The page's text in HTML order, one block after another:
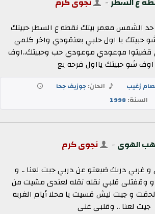
حد الشمس معمر بيتك نقطه ع السطر حبيتك
حبيتك يا اول حلبي بعنقودي واخر كلمي
موعودي موعودي حب وحبيتك..اوف
شو حبيتك يااول فرحه بع
زغيب الحان:جوزيف جحا
السنة:1998
هب الهوى - نجوى كرم
دربك ضيعتو عن دربي جيت لعنا .. و
وقفتلى قلبي نقله نقله لعندى مشيت من
و جيت ليش قسيت يا محلا أيام الغربه
جيت لعنا .. وقلبى غنى